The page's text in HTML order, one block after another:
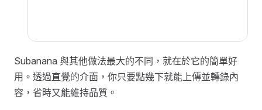
Subanana 與其他做法最大的不同，就在於它的簡單好
用。透過直覺的介面，你只要點幾下就能上傳並轉錄內
容，省時又能維持品質。